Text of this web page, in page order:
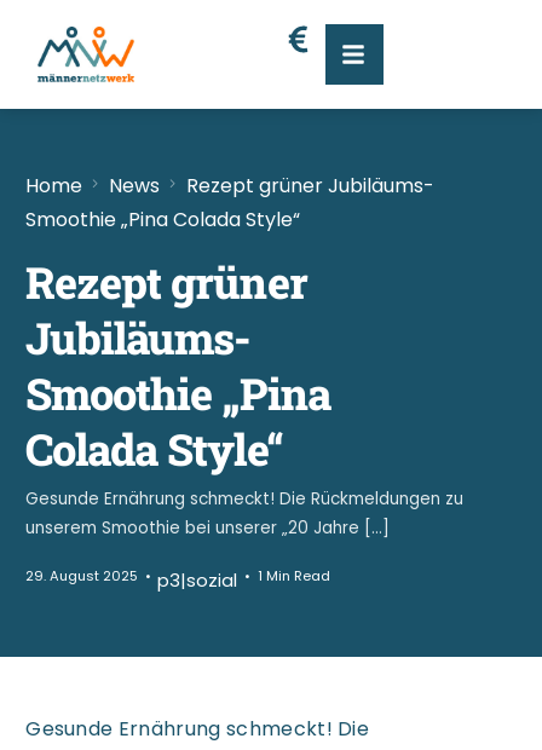
Home News
Rezept grüner Jubiläums-
Smoothie „Pina Colada Style“
Rezept grüner
Jubiläums-
Smoothie „Pina
Colada Style“
Gesunde Ernährung schmeckt! Die Rückmeldungen zu
unserem Smoothie bei unserer „20 Jahre […]
29. August 2025 p3|sozial 1 Min Read
Gesunde Ernährung schmeckt! Die